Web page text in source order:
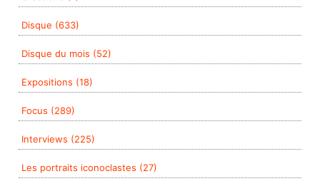
Disque (633)
Disque du mois (52)
Expositions (18)
Focus (289)
Interviews (225)
Les portraits iconoclastes (27)